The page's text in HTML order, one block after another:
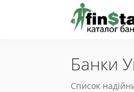
Банки
Список